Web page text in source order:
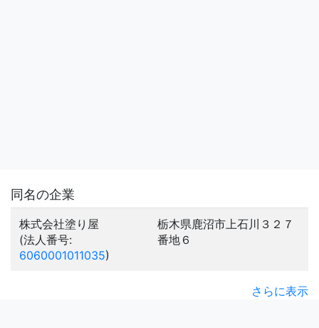
同名の企業
株式会社塗り屋
(法人番号:
6060001011035)
栃木県鹿沼市上石川３２７
番地６
さらに表示